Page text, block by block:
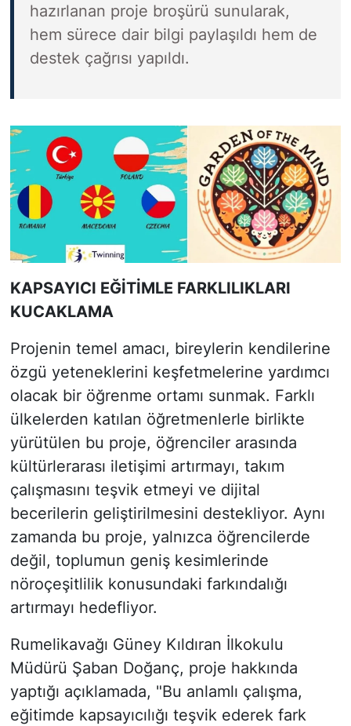
hazırlanan proje broşürü sunularak,
hem sürece dair bilgi paylaşıldı hem de
destek çağrısı yapıldı.
KAPSAYICI EĞİTİMLE FARKLILIKLARI
KUCAKLAMA
Projenin temel amacı, bireylerin kendilerine
özgü yeteneklerini keşfetmelerine yardımcı
olacak bir öğrenme ortamı sunmak. Farklı
ülkelerden katılan öğretmenlerle birlikte
yürütülen bu proje, öğrenciler arasında
kültürlerarası iletişimi artırmayı, takım
çalışmasını teşvik etmeyi ve dijital
becerilerin geliştirilmesini destekliyor. Aynı
zamanda bu proje, yalnızca öğrencilerde
değil, toplumun geniş kesimlerinde
nöroçeşitlilik konusundaki farkındalığı
artırmayı hedefliyor.
Rumelikavağı Güney Kıldıran İlkokulu
Müdürü Şaban Doğanç, proje hakkında
yaptığı açıklamada, "Bu anlamlı çalışma,
eğitimde kapsayıcılığı teşvik ederek fark